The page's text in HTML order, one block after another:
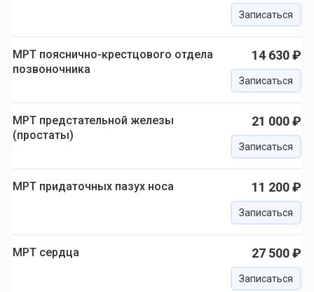
Записаться
МРТ пояснично-крестцового отдела
позвоночника
14 630 ₽
Записаться
МРТ предстательной железы
(простаты)
21 000 ₽
Записаться
МРТ придаточных пазух носа 11 200 ₽
Записаться
МРТ сердца 27 500 ₽
Записаться